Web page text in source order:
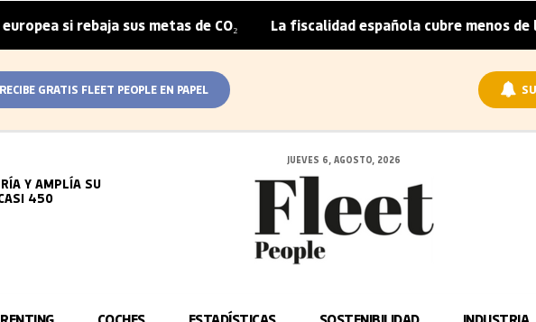
sus metas de CO₂ | La fiscalidad española cubre menos de la mitad del
RECIBE GRATIS FLEET PEOPLE EN PAPEL
Y AMPLÍA SU
450
JUEVES 6, AGOSTO, 2026